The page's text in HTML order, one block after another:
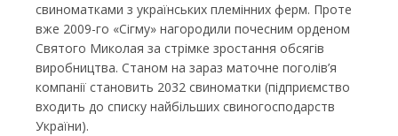
свиноматками з українських племінних ферм. Проте
вже 2009-го «Сігму» нагородили почесним орденом
Святого Миколая за стрімке зростання обсягів
виробництва. Станом на зараз маточне поголів’я
компанії становить 2032 свиноматки (підприємство
входить до списку найбільших свиногосподарств
України).